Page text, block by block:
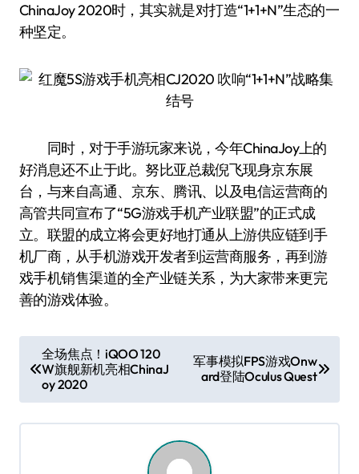
ChinaJoy 2020时，其实就是对打造“1+1+N”生态的一
种坚定。
同时，对于手游玩家来说，今年ChinaJoy上的
好消息还不止于此。努比亚总裁倪飞现身京东展
台，与来自高通、京东、腾讯、以及电信运营商的
高管共同宣布了“5G游戏手机产业联盟”的正式成
立。联盟的成立将会更好地打通从上游供应链到手
机厂商，从手机游戏开发者到运营商服务，再到游
戏手机销售渠道的全产业链关系，为大家带来更完
善的游戏体验。
章
导
航
全场焦点！iQOO 120
W旗舰新机亮相ChinaJ
oy 2020
军事模拟FPS游戏Onw
ard登陆Oculus Quest